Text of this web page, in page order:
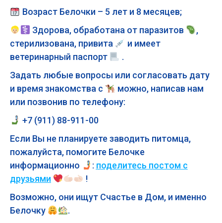
Возраст Белочки – 5 лет и 8 месяцев;
Здорова, обработана от паразитов
,
стерилизована, привита
и имеет
ветеринарный паспорт
.
Задать любые вопросы или согласовать дату
и время знакомства с
можно, написав нам
или позвонив по телефону:
+7 (911) 88-911-00
Если Вы не планируете заводить питомца,
пожалуйста, помогите Белочке
информационно
: поделитесь постом с
друзьями
!
Возможно, они ищут Счастье в Дом, и именно
Белочку
.